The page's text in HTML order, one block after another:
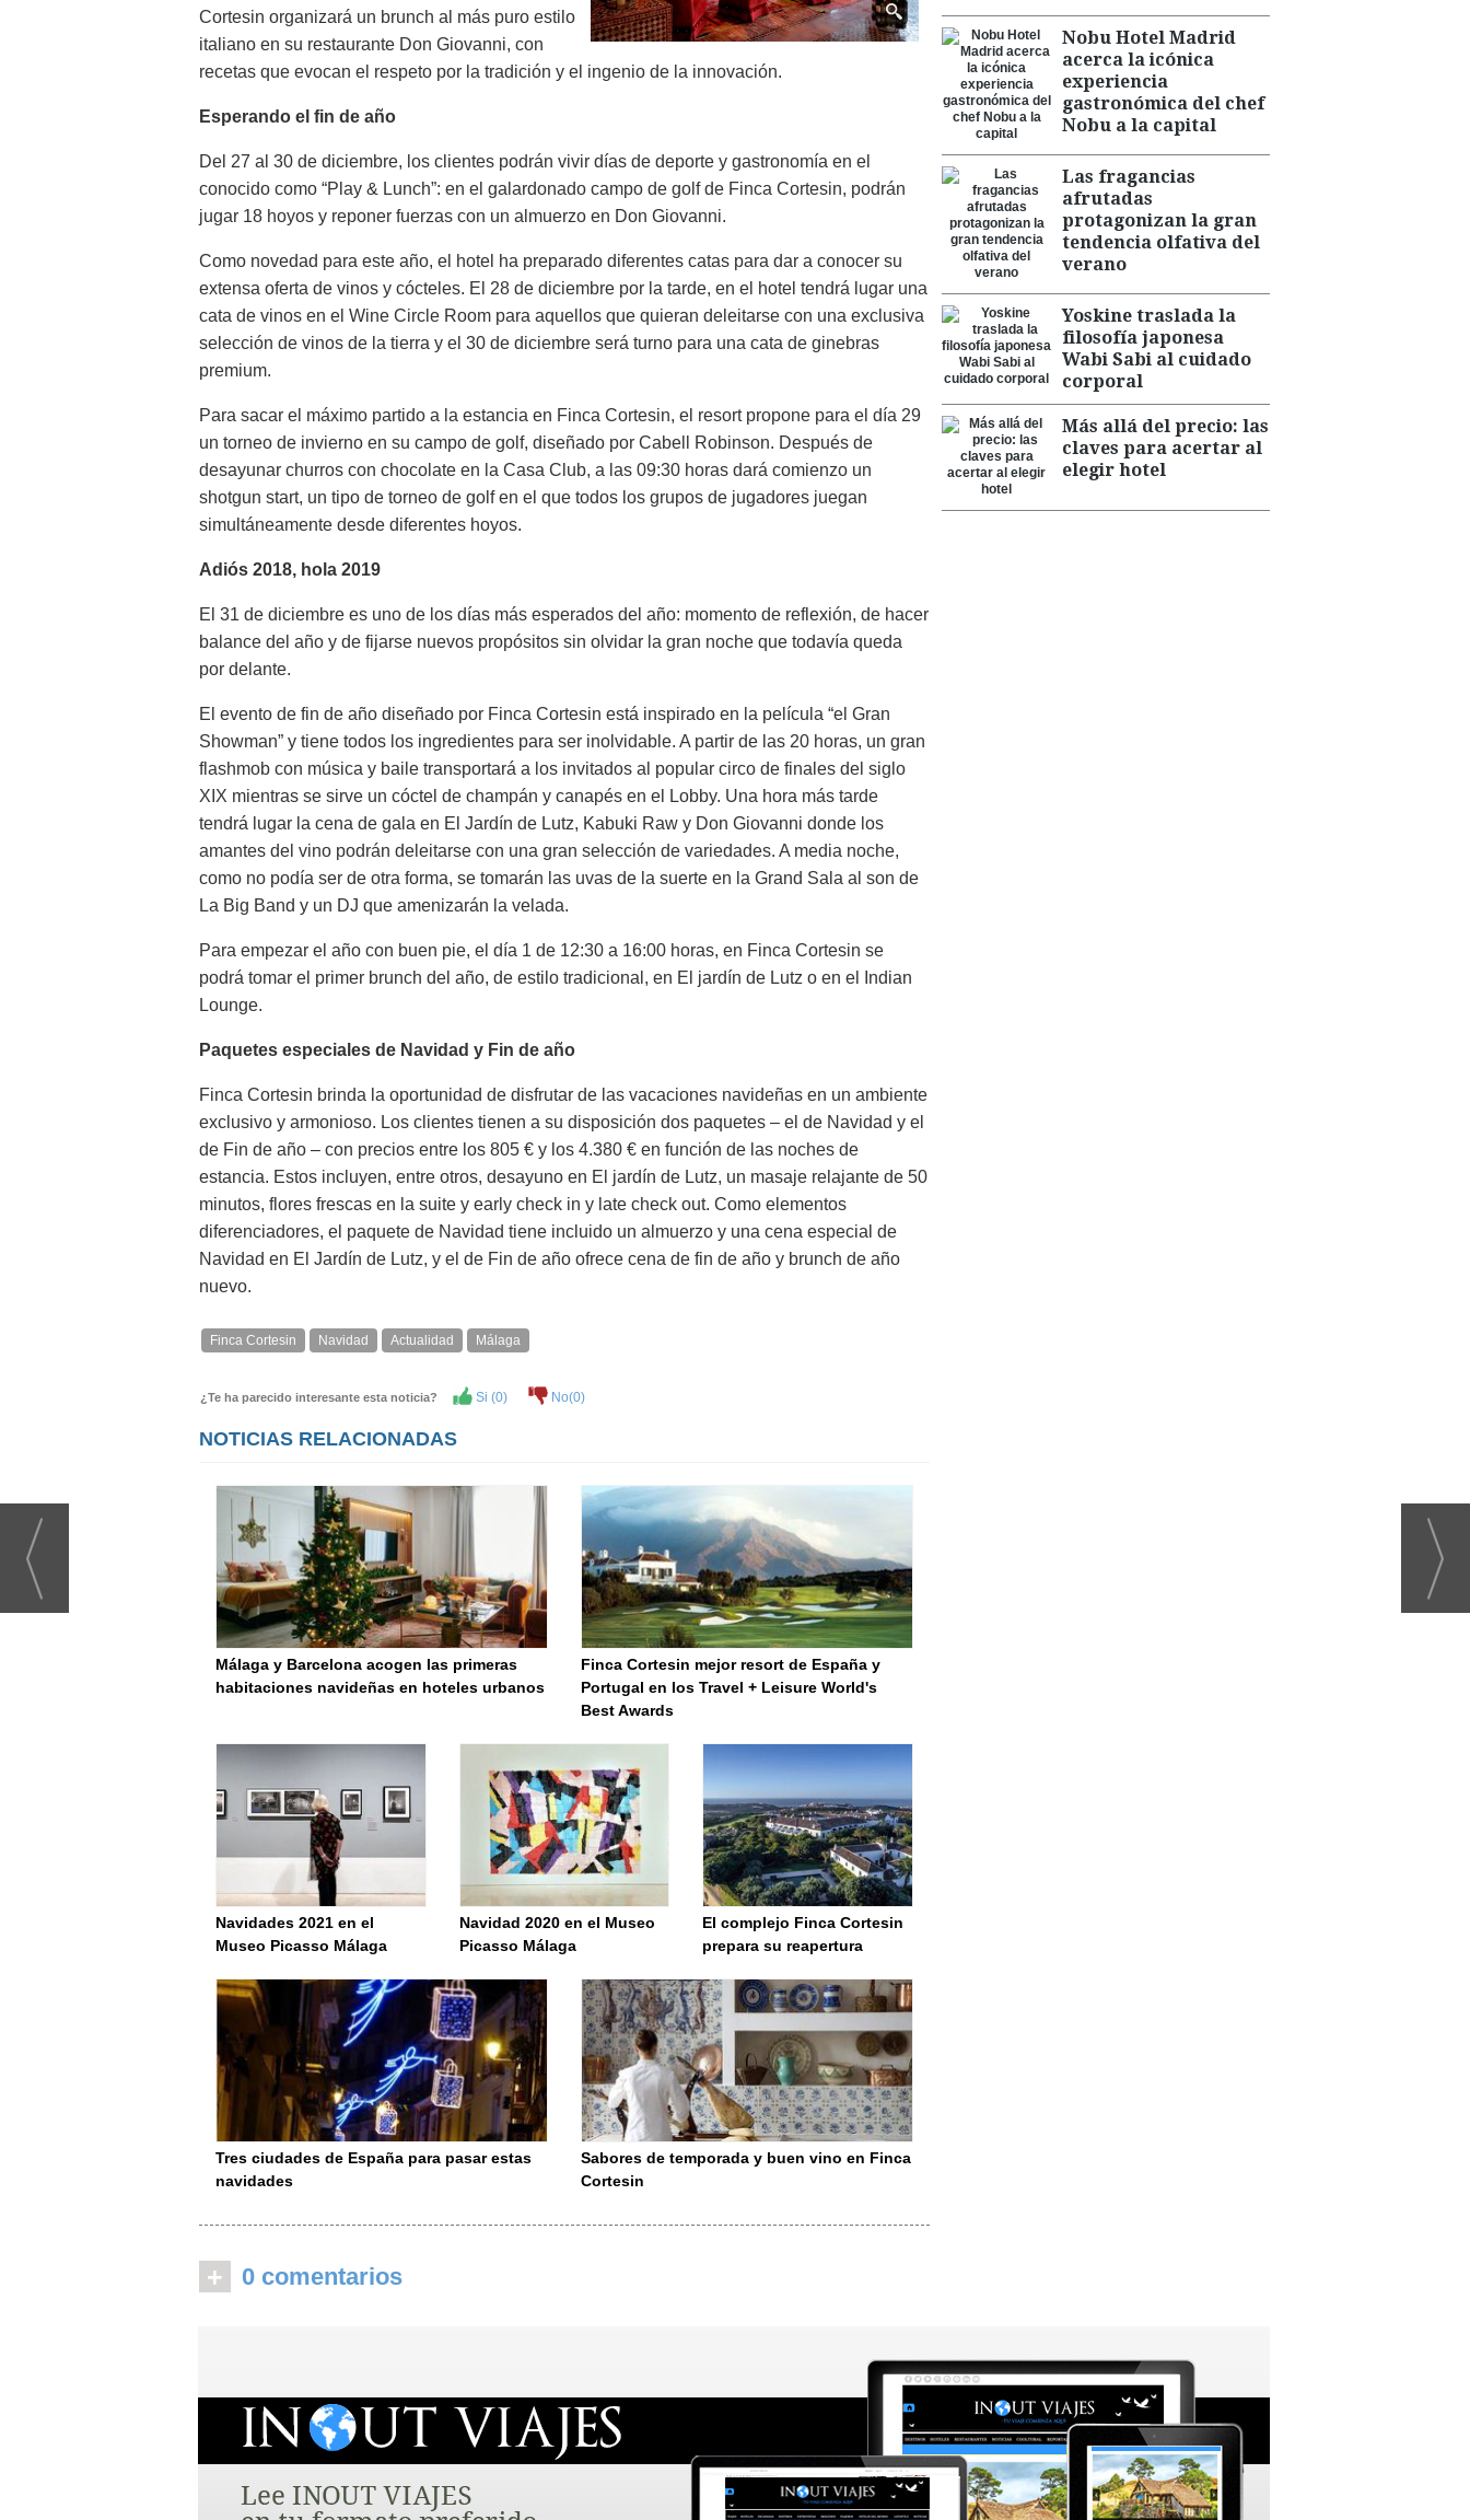
Cortesin organizará un brunch al más puro estilo
italiano en su restaurante Don Giovanni, con
recetas que evocan el respeto por la tradición y el ingenio de la innovación.
Esperando el fin de año
Del 27 al 30 de diciembre, los clientes podrán vivir días de deporte y gastronomía en el
conocido como “Play & Lunch”: en el galardonado campo de golf de Finca Cortesin, podrán
jugar 18 hoyos y reponer fuerzas con un almuerzo en Don Giovanni.
Como novedad para este año, el hotel ha preparado diferentes catas para dar a conocer su
extensa oferta de vinos y cócteles. El 28 de diciembre por la tarde, en el hotel tendrá lugar una
cata de vinos en el Wine Circle Room para aquellos que quieran deleitarse con una exclusiva
selección de vinos de la tierra y el 30 de diciembre será turno para una cata de ginebras
premium.
Para sacar el máximo partido a la estancia en Finca Cortesin, el resort propone para el día 29
un torneo de invierno en su campo de golf, diseñado por Cabell Robinson. Después de
desayunar churros con chocolate en la Casa Club, a las 09:30 horas dará comienzo un
shotgun start, un tipo de torneo de golf en el que todos los grupos de jugadores juegan
simultáneamente desde diferentes hoyos.
Adiós 2018, hola 2019
El 31 de diciembre es uno de los días más esperados del año: momento de reflexión, de hacer
balance del año y de fijarse nuevos propósitos sin olvidar la gran noche que todavía queda
por delante.
El evento de fin de año diseñado por Finca Cortesin está inspirado en la película “el Gran
Showman” y tiene todos los ingredientes para ser inolvidable. A partir de las 20 horas, un gran
flashmob con música y baile transportará a los invitados al popular circo de finales del siglo
XIX mientras se sirve un cóctel de champán y canapés en el Lobby. Una hora más tarde
tendrá lugar la cena de gala en El Jardín de Lutz, Kabuki Raw y Don Giovanni donde los
amantes del vino podrán deleitarse con una gran selección de variedades. A media noche,
como no podía ser de otra forma, se tomarán las uvas de la suerte en la Grand Sala al son de
La Big Band y un DJ que amenizarán la velada.
Para empezar el año con buen pie, el día 1 de 12:30 a 16:00 horas, en Finca Cortesin se
podrá tomar el primer brunch del año, de estilo tradicional, en El jardín de Lutz o en el Indian
Lounge.
Paquetes especiales de Navidad y Fin de año
Finca Cortesin brinda la oportunidad de disfrutar de las vacaciones navideñas en un ambiente
exclusivo y armonioso. Los clientes tienen a su disposición dos paquetes – el de Navidad y el
de Fin de año – con precios entre los 805 € y los 4.380 € en función de las noches de
estancia. Estos incluyen, entre otros, desayuno en El jardín de Lutz, un masaje relajante de 50
minutos, flores frescas en la suite y early check in y late check out. Como elementos
diferenciadores, el paquete de Navidad tiene incluido un almuerzo y una cena especial de
Navidad en El Jardín de Lutz, y el de Fin de año ofrece cena de fin de año y brunch de año
nuevo.
Finca Cortesin Navidad Actualidad Málaga
¿Te ha parecido interesante esta noticia? Si (0) No(0)
NOTICIAS RELACIONADAS
Málaga y Barcelona acogen las primeras
habitaciones navideñas en hoteles urbanos
Finca Cortesin mejor resort de España y
Portugal en los Travel + Leisure World's
Best Awards
Navidades 2021 en el
Museo Picasso Málaga
Navidad 2020 en el Museo
Picasso Málaga
El complejo Finca Cortesin
prepara su reapertura
Tres ciudades de España para pasar estas
navidades
Sabores de temporada y buen vino en Finca
Cortesin
+ 0 comentarios
Nobu Hotel Madrid
acerca la icónica
experiencia
gastronómica del chef
Nobu a la capital
Las fragancias
afrutadas
protagonizan la gran
tendencia olfativa del
verano
Yoskine traslada la
filosofía japonesa
Wabi Sabi al cuidado
corporal
Más allá del precio: las
claves para acertar al
elegir hotel